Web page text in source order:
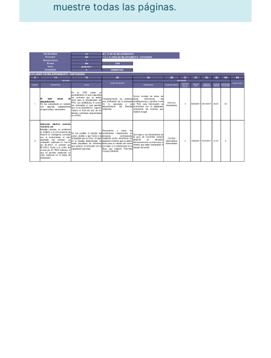
muestre todas las páginas.